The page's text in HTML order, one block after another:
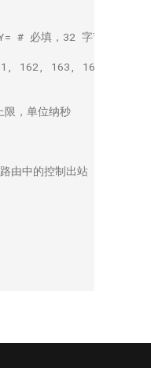
# 必填，32 字节主密钥的
163, 164, 165, 166,
，单位纳秒
中的控制出站 tag 一致